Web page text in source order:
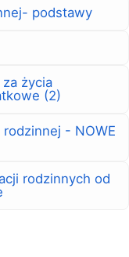
podstawy
życia
(2)
- NOWE
rodzinnych od